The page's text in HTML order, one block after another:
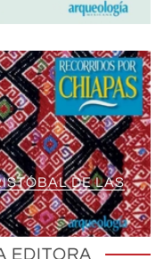
DE LAS
EDITORA